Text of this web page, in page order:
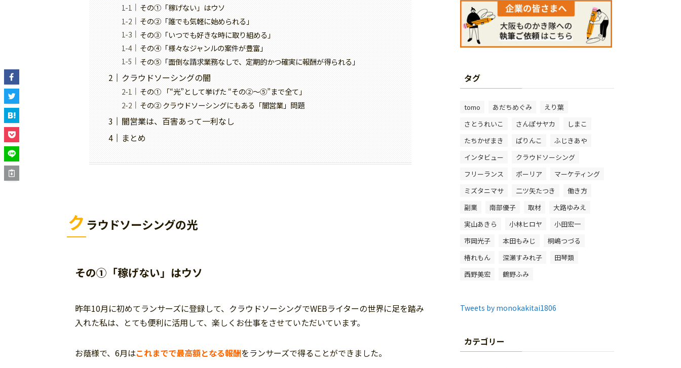
その①「稼げない」はウソ
その②「誰でも気軽に始められる」
その③「いつでも好きな時に取り組める」
その④「様々なジャンルの案件が豊富」
その⑤「面倒な請求業務なしで、定期的かつ確実に報酬が得られる」
クラウドソーシングの闇
その① 「“光”として挙げた “その②～⑤”まで全て」
その② クラウドソーシングにもある「闇営業」問題
闇営業は、百害あって一利なし
まとめ
ク ラウドソーシングの光
その①「稼げない」はウソ
昨年10月に初めてランサーズに登録して、クラウドソーシングでWEBライターの世界に足を踏み
入れた私は、とても便利に活用して、楽しくお仕事をさせていただいています。
お蔭様で、6月はこれまでで最高額となる報酬をランサーズで得ることができました。
タグ
tomo あだちめぐみ
えり葉
さとうれいこ
さんぽサヤカ
しまこ
たちかぜまき
ぱりんこ
ふじきあや
インタビュー
クラウドソーシング
フリーランス
ポーリア
マーケティング
ミズタニマサ
二ツ矢たつき
働き方
副業
南部優子 取材
大路ゆみえ
実山あきら
小林ヒロヤ
小田宏一
市岡光子
本田もみじ
桐嶋つづる
椿れもん
深瀬すみれ子
田琴類
西野美宏
鶴野ふみ
Tweets by monokakitai1806
カテゴリー